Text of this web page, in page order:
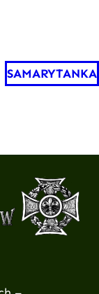
SAMARYTANKA